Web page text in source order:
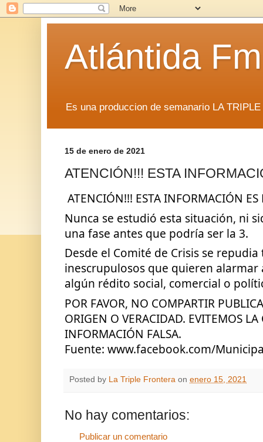
Atlántida
Es una produccion de semanario LA
15 de enero de 2021
ATENCIÓN!!! ESTA
ATENCIÓN!!! ESTA INFORMACIÓN ES
Nunca se estudió esta situación, ni
una fase antes que podría ser la 3.
Desde el Comité de Crisis se
inescrupulosos que quieren alarmar
algún rédito social, comercial o
POR FAVOR, NO COMPARTIR
ORIGEN O VERACIDAD. EVITEMOS
INFORMACIÓN FALSA.
Fuente: www.facebook.com/
Posted by La Triple Frontera on enero 15, 2021
No hay comentarios:
Publicar un comentario